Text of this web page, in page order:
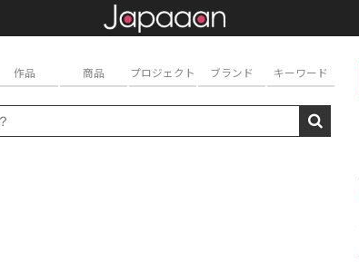
作品 商品 プロジェクト ブランド キーワード